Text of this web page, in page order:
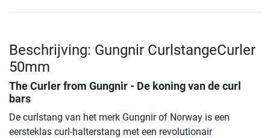
Beschrijving: Gungnir CurlstangeCurler
50mm
The Curler from Gungnir - De koning van de curl
bars
De curlstang van het merk Gungnir of Norway is een
eersteklas curl-halterstang met een revolutionair